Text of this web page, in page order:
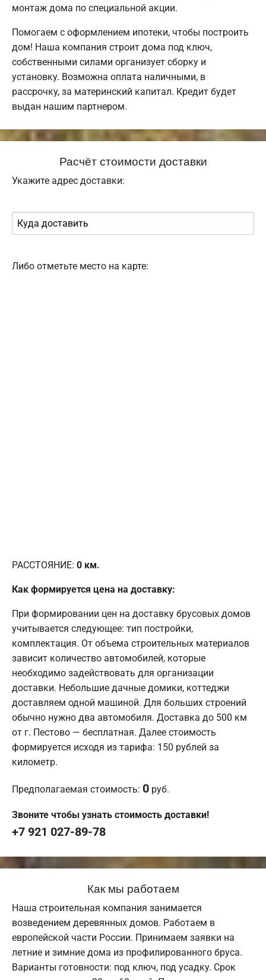
монтаж дома по специальной акции.
Помогаем с оформлением ипотеки, чтобы построить
дом! Наша компания строит дома под ключ,
собственными силами организует сборку и
установку. Возможна оплата наличными, в
рассрочку, за материнский капитал. Кредит будет
выдан нашим партнером.
Расчёт стоимости доставки
Укажите адрес доставки:
Либо отметьте место на карте:
РАССТОЯНИЕ: 0 км.
Как формируется цена на доставку:
При формировании цен на доставку брусовых домов
учитывается следующее: тип постройки,
комплектация. От объема строительных материалов
зависит количество автомобилей, которые
необходимо задействовать для организации
доставки. Небольшие дачные домики, коттеджи
доставляем одной машиной. Для больших строений
обычно нужно два автомобиля. Доставка до 500 км
от г. Пестово — бесплатная. Далее стоимость
формируется исходя из тарифа: 150 рублей за
километр.
Предполагаемая стоимость: 0 руб.
Звоните чтобы узнать стоимость доставки!
+7 921 027-89-78
Как мы работаем
Наша строительная компания занимается
возведением деревянных домов. Работаем в
европейской части России. Принимаем заявки на
летние и зимние дома из профилированного бруса.
Варианты готовности: под ключ, под усадку. Срок